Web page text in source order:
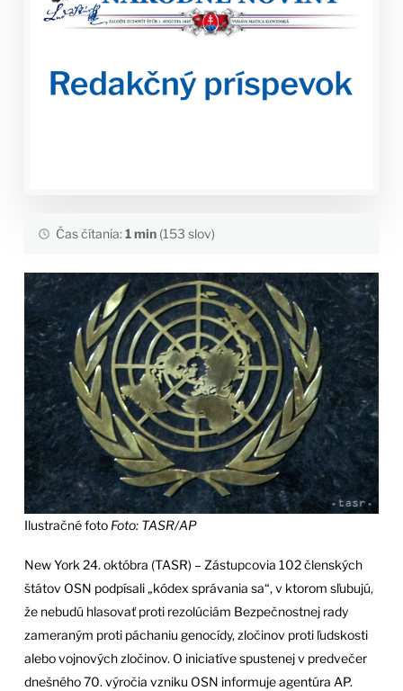
Čas čítania:1 min(153 slov)
Ilustračné foto Foto: TASR/AP
New York 24. októbra (TASR) – Zástupcovia 102 členských
štátov OSN podpísali „kódex správania sa“, v ktorom sľubujú,
že nebudú hlasovať proti rezolúciám Bezpečnostnej rady
zameraným proti páchaniu genocídy, zločinov proti ľudskosti
alebo vojnových zločinov. O iniciatíve spustenej v predvečer
dnešného 70. výročia vzniku OSN informuje agentúra AP.